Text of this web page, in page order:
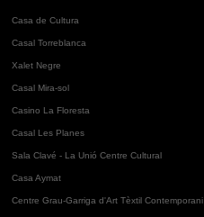
Casa de Cultura
Casal Torreblanca
Xalet Negre
Casal Mira-sol
Casino La Floresta
Casal Les Planes
Sala Clavé - La Unió Centre Cultural
Casa Aymat
Centre Grau-Garriga d'Art Tèxtil Contemporani